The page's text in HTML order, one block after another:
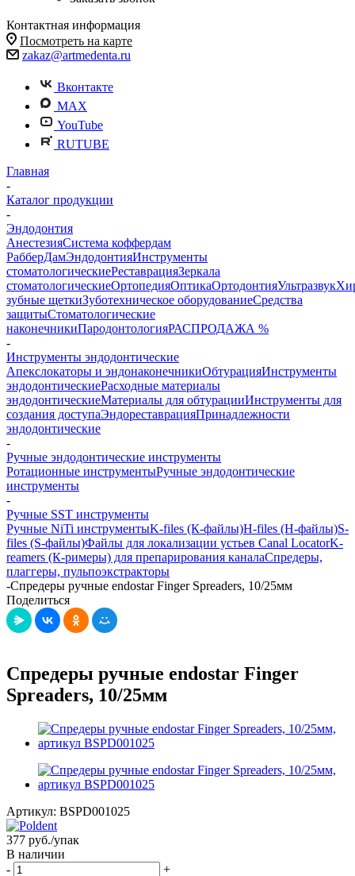
Контактная информация
Посмотреть на карте
zakaz@artmedenta.ru
Вконтакте
MAX
YouTube
RUTUBE
Главная
-
Каталог продукции
-
Эндодонтия
АнестезияСистема коффердам
РабберДамЭндодонтияИнструменты
стоматологическиеРеставрацияЗеркала
стоматологическиеОртопедияОптикаОртодонтияУльтразвук
зубные щеткиЗуботехническое оборудованиеСредства
защитыСтоматологические
наконечникиПародонтологияРАСПРОДАЖА %
-
Инструменты эндодонтические
Апекслокаторы и эндонаконечникиОбтурацияИнструменты
эндодонтическиеРасходные материалы
эндодонтическиеМатериалы для обтурацииИнструменты для
создания доступаЭндореставрацияПринадлежности
эндодонтические
-
Ручные эндодонтические инструменты
Ротационные инструментыРучные эндодонтические
инструменты
-
Ручные SST инструменты
Ручные NiTi инструментыK-files (К-файлы)H-files (Н-файлы)S-
files (S-файлы)Файлы для локализации устьев Canal LocatorK-
reamers (К-римеры) для препарирования каналаСпредеры,
плаггеры, пульпоэкстракторы
-Спредеры ручные endostar Finger Spreaders, 10/25мм
Поделиться
Спредеры ручные endostar Finger
Spreaders, 10/25мм
Артикул: BSPD001025
377 руб./упак
В наличии
-
+